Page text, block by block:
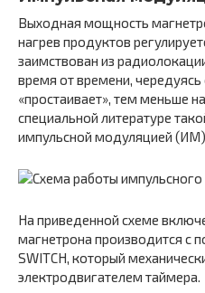
Выходная мощность
нагрев продуктов
заимствован из
время от времени,
«простаивает», тем меньше
специальной литературе
импульсной модуляцией
На приведенной схеме
магнетрона производится с
SWITCH, который
электродвигателем таймера.